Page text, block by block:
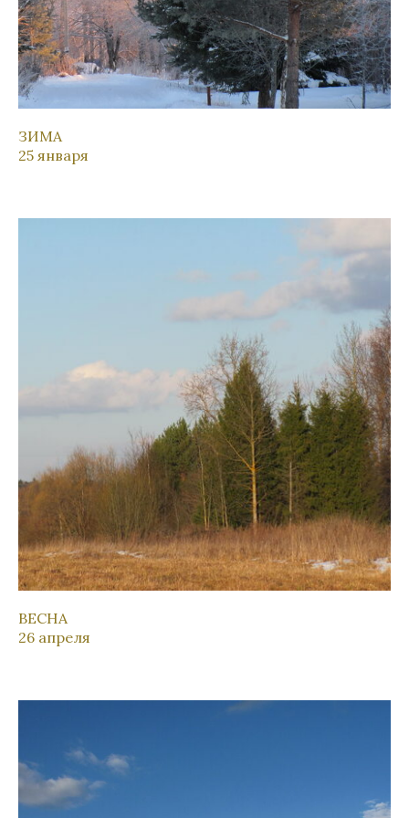
ЗИМА
25 января
ВЕСНА
26 апреля